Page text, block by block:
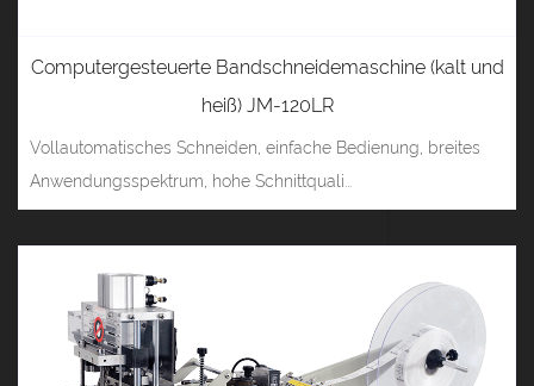
Computergesteuerte Bandschneidemaschine (kalt und
heiß) JM-120LR
Vollautomatisches Schneiden, einfache Bedienung, breites
Anwendungsspektrum, hohe Schnittquali...